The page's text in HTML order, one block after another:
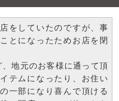
をしていたのですが、事
とになったためお店を閉
地元のお客様に通って頂
テムになったり、お住い
一部になり喜んで頂ける